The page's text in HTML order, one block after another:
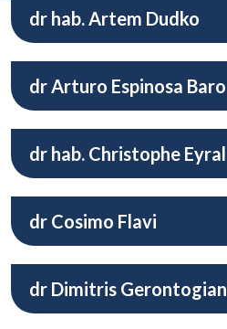
dr hab. Artem Dudko
dr Arturo Espinosa Baro
dr hab. Christophe Eyral
dr Cosimo Flavi
dr Dimitris